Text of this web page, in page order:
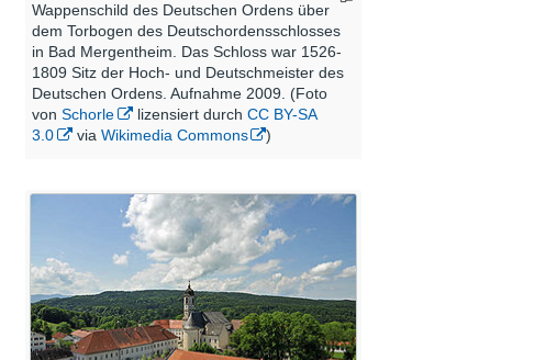
Wappenschild des Deutschen Ordens über
dem Torbogen des Deutschordensschlosses
in Bad Mergentheim. Das Schloss war 1526-
1809 Sitz der Hoch- und Deutschmeister des
Deutschen Ordens. Aufnahme 2009. (Foto
vonSchorle lizensiert durch CC BY-SA
3.0
via Wikimedia Commons )